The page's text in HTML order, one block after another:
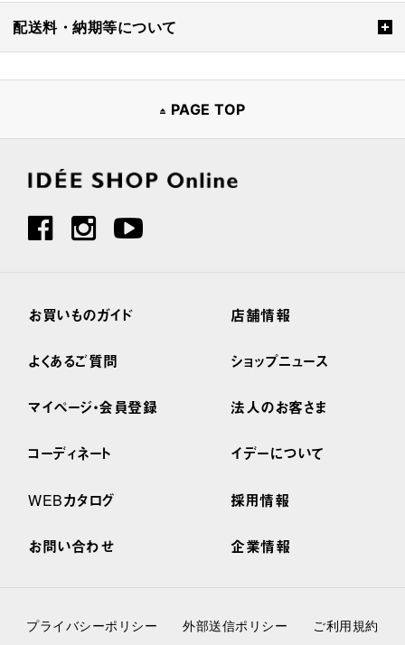
配送料・納期等について
PAGE TOP
お買いものガイド
よくあるご質問
マイページ・会員登録
コーディネート
WEBカタログ
お問い合わせ
店舗情報
ショップニュース
法人のお客さま
イデーについて
採用情報
企業情報
プライバシーポリシー 外部送信ポリシー ご利用規約